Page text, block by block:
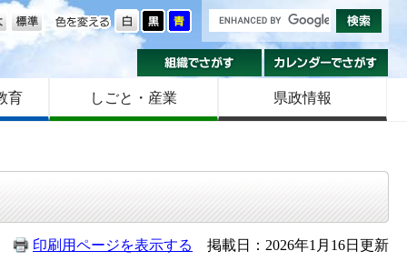
色を変える
大きさ
組織でさがす
育 しごと・産業 県政情報
印刷用ページを表示する 掲載日：2026年1月16日更新